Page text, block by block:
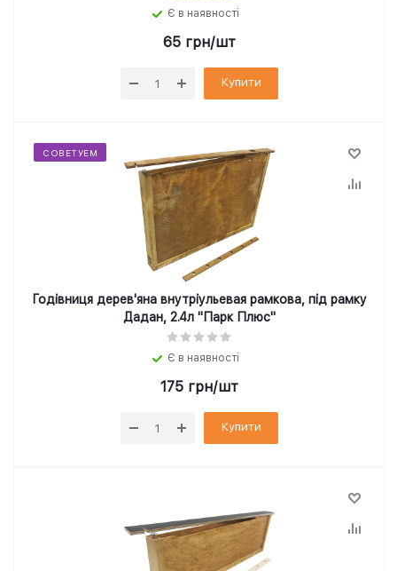
Є в наявності
65 грн/шт
Купити
СОВЕТУЕМ
Годівниця дерев'яна внутріульевая рамкова, під рамку
Дадан, 2.4л "Парк Плюс"
Є в наявності
175 грн/шт
Купити